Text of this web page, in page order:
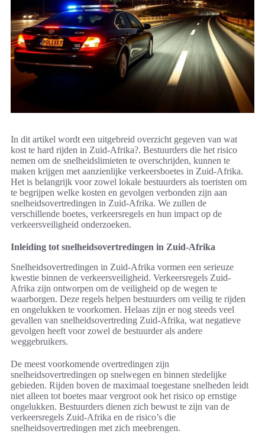
In dit artikel wordt een uitgebreid overzicht gegeven van wat
kost te hard rijden in Zuid-Afrika?. Bestuurders die het risico
nemen om de snelheidslimieten te overschrijden, kunnen te
maken krijgen met aanzienlijke verkeersboetes in Zuid-Afrika.
Het is belangrijk voor zowel lokale bestuurders als toeristen om
te begrijpen welke kosten en gevolgen verbonden zijn aan
snelheidsovertredingen in Zuid-Afrika. We zullen de
verschillende boetes, verkeersregels en hun impact op de
verkeersveiligheid onderzoeken.
Inleiding tot snelheidsovertredingen in Zuid-Afrika
Snelheidsovertredingen in Zuid-Afrika vormen een serieuze
kwestie binnen de verkeersveiligheid. Verkeersregels Zuid-
Afrika zijn ontworpen om de veiligheid op de wegen te
waarborgen. Deze regels helpen bestuurders om veilig te rijden
en ongelukken te voorkomen. Helaas zijn er nog steeds veel
gevallen van snelheidsovertreding Zuid-Afrika, wat negatieve
gevolgen heeft voor zowel de bestuurder als andere
weggebruikers.
De meest voorkomende overtredingen zijn
snelheidsovertredingen op snelwegen en binnen stedelijke
gebieden. Rijden boven de maximaal toegestane snelheden leidt
niet alleen tot boetes maar vergroot ook het risico op ernstige
ongelukken. Bestuurders dienen zich bewust te zijn van de
verkeersregels Zuid-Afrika en de risico’s die
snelheidsovertredingen met zich meebrengen.